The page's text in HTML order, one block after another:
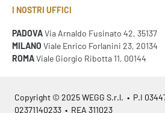
I NOSTRI UFFICI
PADOVAVia Arnaldo Fusinato 42, 35137
MILANO Viale Enrico Forlanini 23, 20134
ROMAViale Giorgio Ribotta 11, 00144
Copyright © 2025 WEGG S.r.l. • P.I
02371140233 • REA 311023